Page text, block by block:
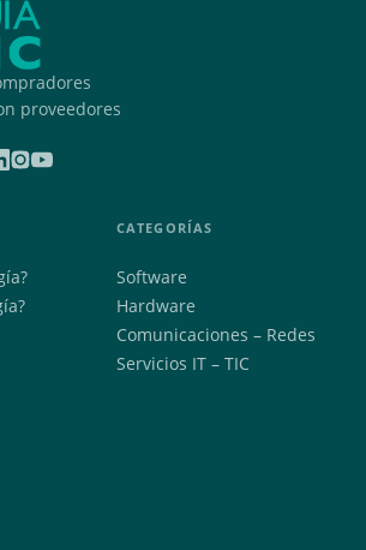
proveedores
CATEGORÍAS
Software
Hardware
Comunicaciones – Redes
Servicios IT – TIC